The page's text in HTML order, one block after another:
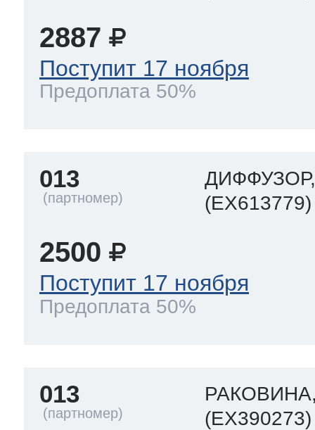
2887
Поступит 17 ноября
Предоплата 50%
013
(EX613779)
2500
Поступит 17 ноября
Предоплата 50%
013
(EX390273)